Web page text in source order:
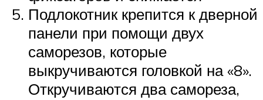
Подлокотник крепится к дверной
панели при помощи двух
саморезов, которые
выкручиваются головкой на «8».
Откручиваются два самореза,